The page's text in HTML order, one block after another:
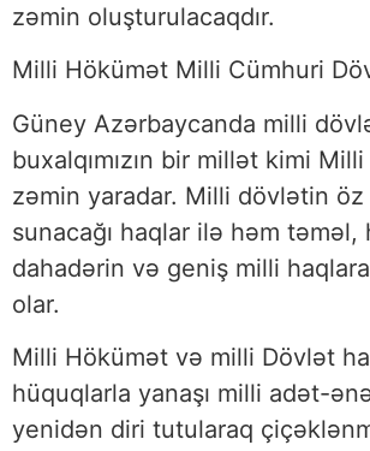
zəmin oluşturulacaqdır.
Milli Hökümət Milli Cümhuri
Güney Azərbaycanda milli
buxalqımızın bir millət kimi
zəmin yaradar. Milli dövlətin öz
sunacağı haqlar ilə həm təməl,
dahadərin və geniş milli
olar.
Milli Hökümət və milli Dövlət
hüquqlarla yanaşı milli adət-
yenidən diri tutularaq